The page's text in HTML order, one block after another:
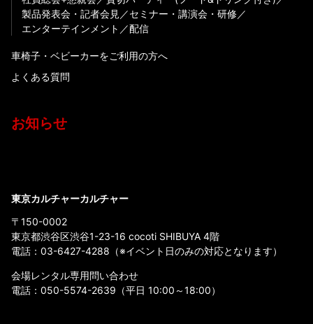
製品発表会・記者会見
セミナー・講演会・研修
エンターテインメント
配信
車椅子・ベビーカーをご利用の方へ
よくある質問
お知らせ
東京カルチャーカルチャー
〒150-0002
東京都渋谷区渋谷1-23-16 cocoti SHIBUYA 4階
電話： 03-6427-4288 （※イベント日のみの対応となります）
会場レンタル専用問い合わせ
電話： 050-5574-2639 （平日 10:00～18:00）